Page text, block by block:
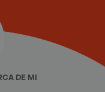
DE MI